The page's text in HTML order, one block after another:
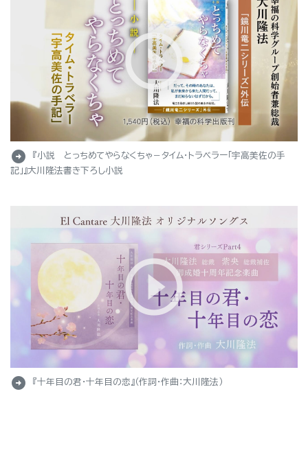
arrow_circle_right
『小説 とっちめてやらなくちゃ－タイム・トラベラー「宇高美佐の手
記」』大川隆法書き下ろし小説
arrow_circle_right 『十年目の君・十年目の恋』（作詞・作曲：大川隆法）